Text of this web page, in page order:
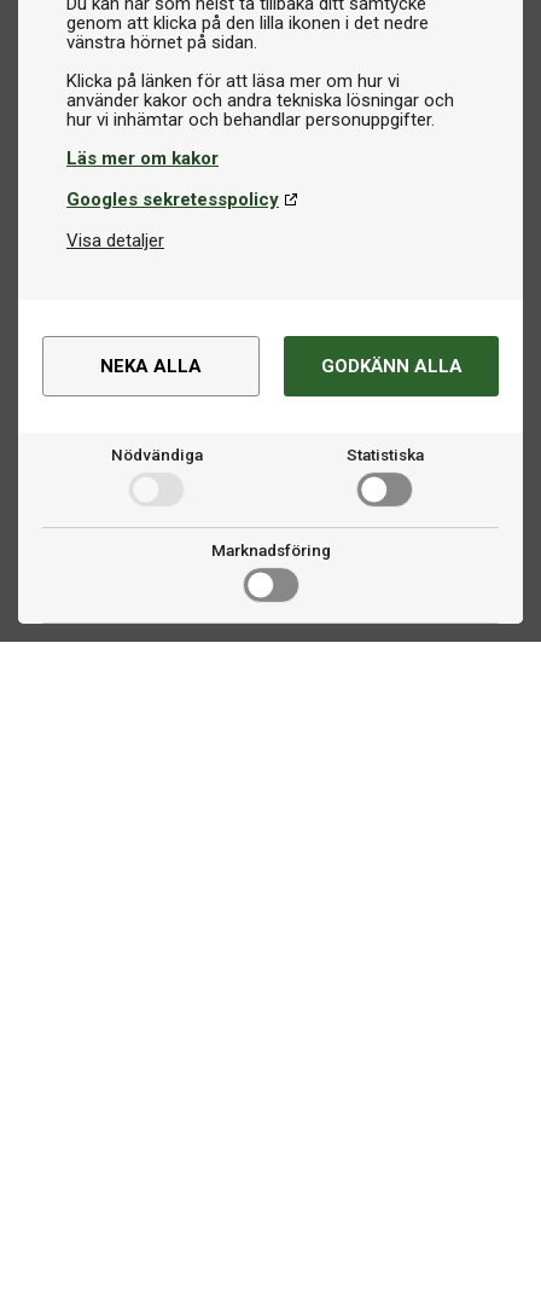
genom att klicka på den lilla ikonen i det nedre
vänstra hörnet på sidan.
Klicka på länken för att läsa mer om hur vi
använder kakor och andra tekniska lösningar och
Läs mer om kakor
Googles sekretesspolicy
Visa detaljer
NEKA ALLA GODKÄNN ALLA
Nödvändiga Statistiska
Marknadsföring